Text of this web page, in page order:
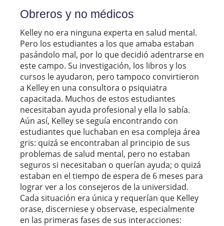
Obreros y no médicos
Kelley no era ninguna experta en salud mental.
Pero los estudiantes a los que amaba estaban
pasándolo mal, por lo que decidió adentrarse en
este campo. Su investigación, los libros y los
cursos le ayudaron, pero tampoco convirtieron
a Kelley en una consultora o psiquiatra
capacitada. Muchos de estos estudiantes
necesitaban ayuda profesional y ella lo sabía.
Aún así, Kelley se seguía encontrando con
estudiantes que luchaban en esa compleja área
gris: quizá se encontraban al principio de sus
problemas de salud mental, pero no estaban
seguros si necesitaban o querían ayuda; o quizá
estaban en el tiempo de espera de 6 meses para
lograr ver a los consejeros de la universidad.
Cada situación era única y requerían que Kelley
orase, discerniese y observase, especialmente
en las primeras fases de sus interacciones: